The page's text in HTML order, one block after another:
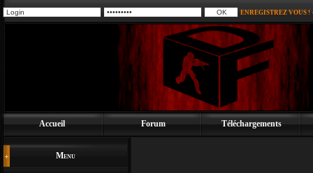
ENREGISTREZ VOUS !
Accueil Forum Téléchargements
Menu